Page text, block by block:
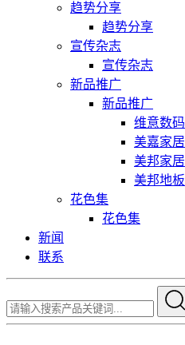
趋势分享
趋势分享
宣传杂志
宣传杂志
新品推广
新品推广
维意数码
美嘉家居
美邦家居
美邦地板
花色集
花色集
新闻
联系